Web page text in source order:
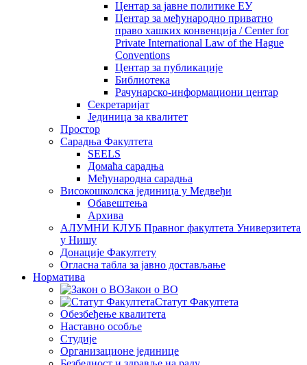
Центар за јавне политике ЕУ
Центар за међународно приватно
право хашких конвенција / Center for
Private International Law of the Hague
Conventions
Центар за публикације
Библиотека
Рачунарско-информациони центар
Секретаријат
Јединица за квалитет
Простор
Сарадња Факултета
SEELS
Домаћа сарадња
Међународна сарадња
Високошколска јединица у Медвеђи
Обавештења
Архива
АЛУМНИ КЛУБ Правног факултета Универзитета
у Нишу
Донације Факултету
Огласна табла за јавно достављање
Норматива
Закон о ВО
Статут Факултета
Обезбеђење квалитета
Наставно особље
Студије
Организационе јединице